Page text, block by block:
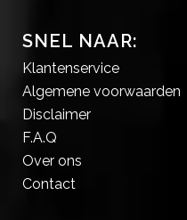
SNEL NAAR:
Klantenservice
Algemene voorwaarden
Disclaimer
F.A.Q
Over ons
Contact